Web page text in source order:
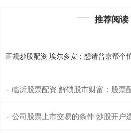
推荐阅读
正规炒股配资 埃尔多安：想请普京帮个
· 临沂股票配资 解锁股市财富：股票
· 公司股票上市交易的条件 炒股开户选